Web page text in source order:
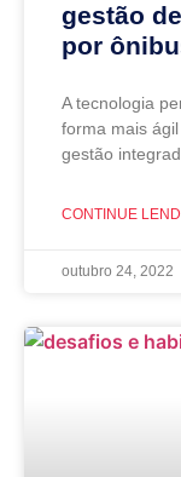
gestão
por
A tecnologia
forma mais
gestão
CONTINUE
outubro 24, 2022